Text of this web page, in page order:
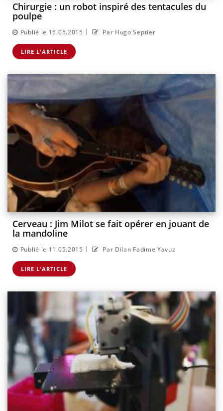
Chirurgie : un robot inspiré des tentacules du
poulpe
Publié le 15.05.2015 | Par Hugo Septier
LIRE L'ARTICLE
Cerveau : Jim Milot se fait opérer en jouant de
la mandoline
Publié le 11.05.2015 | Par Dilan Fadime Yavuz
LIRE L'ARTICLE